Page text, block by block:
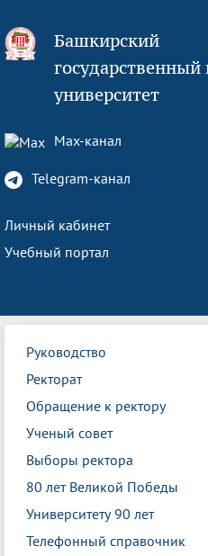
Башкирский
университет
Max-канал
Telegram-канал
Личный кабинет
Учебный портал
Руководство
Ректорат
Обращение к ректору
Ученый совет
Выборы ректора
80 лет Великой Победы
Университету 90 лет
Телефонный справочник